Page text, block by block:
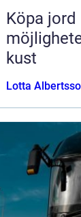
Köpa
kust
Lotta